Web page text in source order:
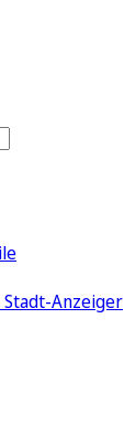
Stadt-Anzeiger